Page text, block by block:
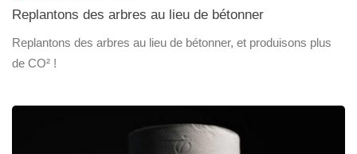
Replantons des arbres au lieu de bétonner
Replantons des arbres au lieu de bétonner, et produisons plus
de CO² !